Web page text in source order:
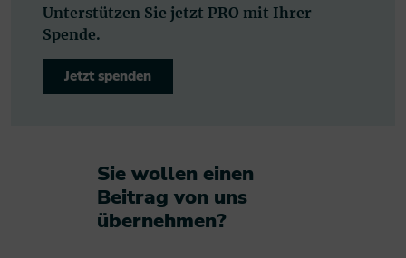
Unterstützen Sie jetzt PRO mit Ihrer
Spende.
Jetzt spenden
Sie wollen einen
Beitrag von uns
übernehmen?​